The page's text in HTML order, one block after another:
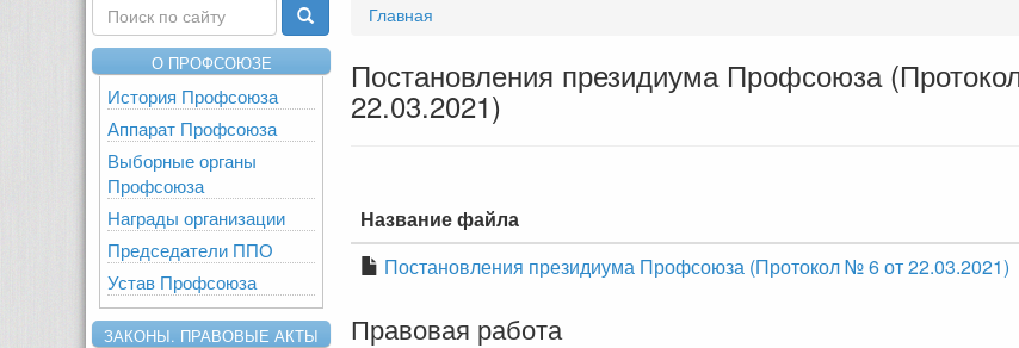
О ПРОФСОЮЗЕ
История Профсоюза
Аппарат Профсоюза
Выборные органы
Профсоюза
Награды организации
Председатели ППО
Устав Профсоюза
ЗАКОНЫ. ПРАВОВЫЕ АКТЫ
Главная
Постановления президиума Профсоюза
22.03.2021)
Название файла
Постановления президиума Профсоюза (Протокол № 6 от 22.03.2021)
Правовая работа